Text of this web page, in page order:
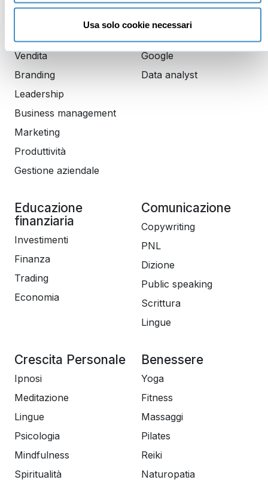
Usa solo cookie necessari
Vendita
Branding
Leadership
Business management
Marketing
Produttività
Gestione aziendale
Google
Data analyst
Educazione
finanziaria
Investimenti
Finanza
Trading
Economia
Comunicazione
Copywriting
PNL
Dizione
Public speaking
Scrittura
Lingue
Crescita Personale
Ipnosi
Meditazione
Lingue
Psicologia
Mindfulness
Spiritualità
Benessere
Yoga
Fitness
Massaggi
Pilates
Reiki
Naturopatia